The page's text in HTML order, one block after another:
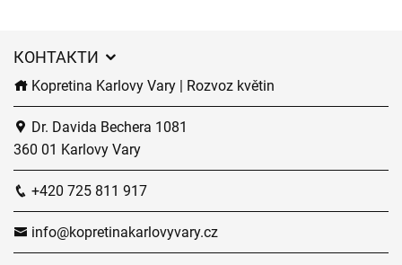
КОНТАКТИ
Kopretina Karlovy Vary | Rozvoz květin
Dr. Davida Bechera 1081
360 01 Karlovy Vary
+420 725 811 917
info@kopretinakarlovyvary.cz